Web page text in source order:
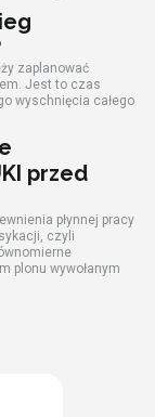
zaplanować
Jest to czas
wyschnięcia całego
przed
płynnej pracy
czyli
plonu wywołanym